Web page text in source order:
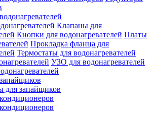
Клапаны для
Кнопки для водонагревателей Платы
Прокладка фланца для
Термостаты для водонагревателей
УЗО для водонагревателей
для запайщиков